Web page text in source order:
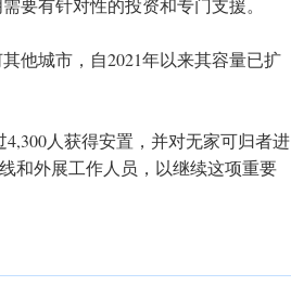
要有针对性的投资和专门支援。
他城市，自2021年以来其容量已扩
人获得安置，并对无家可归者进
和外展工作人员，以继续这项重要